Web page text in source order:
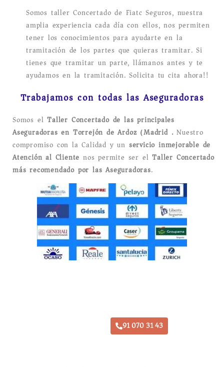
Somos taller Concertado de Fiatc Seguros, nuestra
amplia experiencia cada día con ellos, nos permiten
tener los conocimientos para ayudarte en la
tramitación de los partes que quieras tramitar. Si
tienes que tramitar un parte, llámanos antes y te
ayudamos en la tramitación. Solicita tu cita ahora!!
Trabajamos con todas las Aseguradoras
Somos elTaller Concertado de las principales
Aseguradoras en Torrejón de Ardoz (Madrid).Nuestro
compromiso con la Calidad y un servicio inmejorable de
Atención al Clientenos permite ser elTaller Concertado
más recomendado por las Aseguradoras.
91 070 31 43